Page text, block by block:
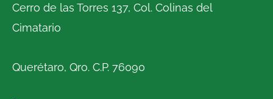
Cerro de las Torres 137, Col. Colinas del
Cimatario
Querétaro, Qro. C.P. 76090